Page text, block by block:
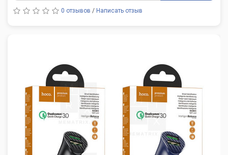
0 отзывов / Написать отзыв